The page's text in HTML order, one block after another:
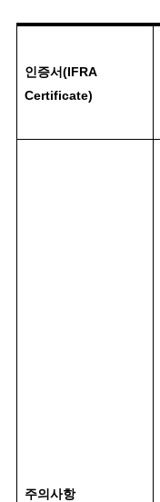
인증서(IFRA
Certificate)
주의사항